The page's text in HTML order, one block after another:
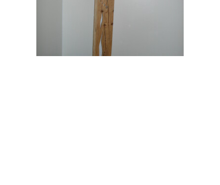
Stehlampe aus Altholz